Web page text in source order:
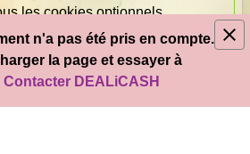
les cookies optionnels
tous les cookies
iCASH- Tous droits réservés
n'a pas été pris en compte.
la page et essayer à
Contacter DEALiCASH